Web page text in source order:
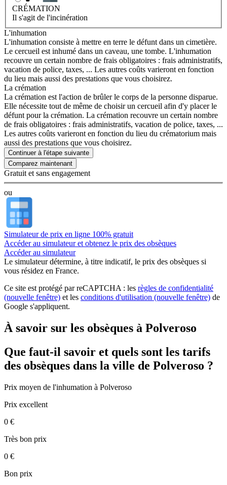
CRÉMATION
Il s'agit de l'incinération
L'inhumation
L'inhumation consiste à mettre en terre le défunt dans un cimetière.
Le cercueil est inhumé dans un caveau, une tombe. L'inhumation
recouvre un certain nombre de frais obligatoires : frais administratifs,
vacation de police, taxes, ... Les autres coûts varieront en fonction
du lieu mais aussi des prestations que vous choisirez.
La crémation
La crémation est l'action de brûler le corps de la personne disparue.
Elle nécessite tout de même de choisir un cercueil afin d'y placer le
défunt pour la crémation. La crémation recouvre un certain nombre
de frais obligatoires : frais administratifs, vacation de police, taxes, ...
Les autres coûts varieront en fonction du lieu du crématorium mais
aussi des prestations que vous choisirez.
Continuer à l'étape suivante
Gratuit et sans engagement
ou
Simulateur de prix en ligne 100% gratuit
Accéder au simulateur et obtenez le prix des obsèques
Accéder au simulateur
Le simulateurdétermine, à titre indicatif, le prix des obsèques si
vous résidez en France.
Ce site est protégé par reCAPTCHA : les règles de confidentialité
(nouvelle fenêtre) et les conditions d'utilisation (nouvelle fenêtre) de
Google s'appliquent.
À savoir sur les obsèques à Polveroso
Que faut-il savoir et quels sont les tarifs
des obsèques dans la ville de Polveroso ?
Prix moyen de l'inhumation à Polveroso
Prix excellent
0 €
Très bon prix
0 €
Bon prix